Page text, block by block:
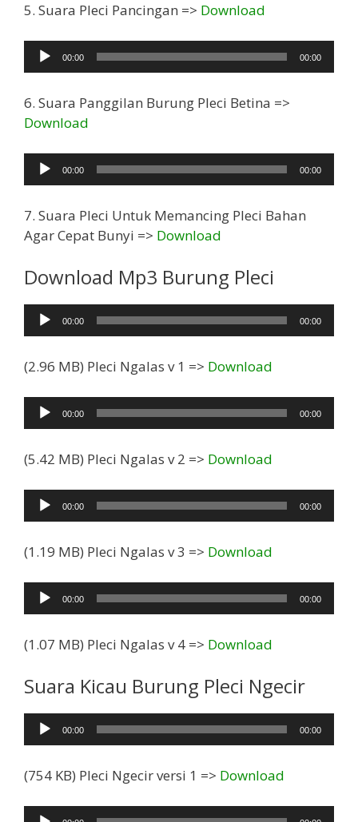
5. Suara Pleci Pancingan => Download
Pemutar
Audio
00:00 00:00
6. Suara Panggilan Burung Pleci Betina =>
Download
Pemutar
Audio
00:00 00:00
7. Suara Pleci Untuk Memancing Pleci Bahan
Agar Cepat Bunyi => Download
Download Mp3 Burung Pleci
Pemutar
Audio
00:00 00:00
(2.96 MB) Pleci Ngalas v 1 => Download
Pemutar
Audio
00:00 00:00
(5.42 MB) Pleci Ngalas v 2 => Download
Pemutar
Audio
00:00 00:00
(1.19 MB) Pleci Ngalas v 3 => Download
Pemutar
Audio
00:00 00:00
(1.07 MB) Pleci Ngalas v 4 => Download
Suara Kicau Burung Pleci Ngecir
Pemutar
Audio
00:00 00:00
(754 KB) Pleci Ngecir versi 1 => Download
Pemutar